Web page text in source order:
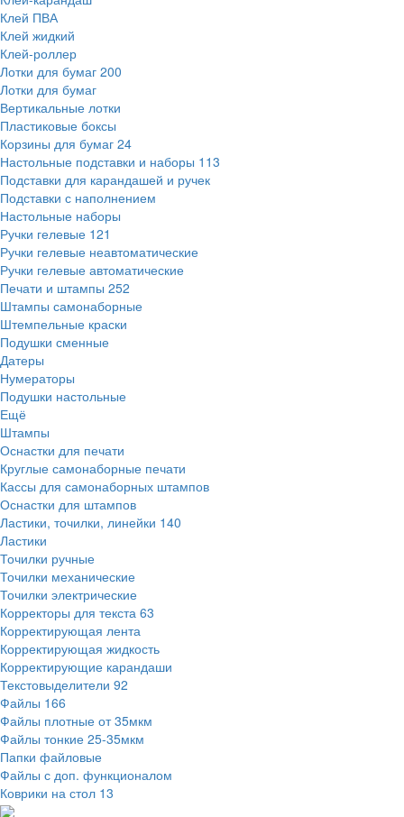
Клей ПВА
Клей жидкий
Клей-роллер
Лотки для бумаг 200
Лотки для бумаг
Вертикальные лотки
Пластиковые боксы
Корзины для бумаг 24
Настольные подставки и наборы 113
Подставки для карандашей и ручек
Подставки с наполнением
Настольные наборы
Ручки гелевые 121
Ручки гелевые неавтоматические
Ручки гелевые автоматические
Печати и штампы 252
Штампы самонаборные
Штемпельные краски
Подушки сменные
Датеры
Нумераторы
Подушки настольные
Ещё
Штампы
Оснастки для печати
Круглые самонаборные печати
Кассы для самонаборных штампов
Оснастки для штампов
Ластики, точилки, линейки 140
Ластики
Точилки ручные
Точилки механические
Точилки электрические
Корректоры для текста 63
Корректирующая лента
Корректирующая жидкость
Корректирующие карандаши
Текстовыделители 92
Файлы 166
Файлы плотные от 35мкм
Файлы тонкие 25-35мкм
Папки файловые
Файлы с доп. функционалом
Коврики на стол 13